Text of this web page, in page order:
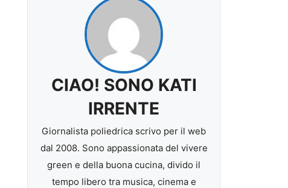
CIAO! SONO KATI
IRRENTE
Giornalista poliedrica scrivo per il web
dal 2008. Sono appassionata del vivere
green e della buona cucina, divido il
tempo libero tra musica, cinema e